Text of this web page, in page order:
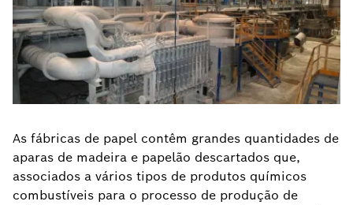
As fábricas de papel contêm grandes quantidades de
aparas de madeira e papelão descartados que,
associados a vários tipos de produtos químicos
combustíveis para o processo de produção de